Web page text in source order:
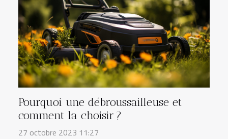
Pourquoi une débroussailleuse et
comment la choisir ?
27 octobre 2023 11:27